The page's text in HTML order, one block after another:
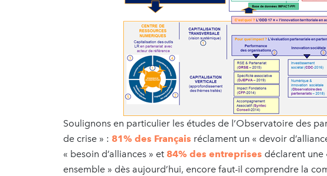
Soulignons en particulier les études de l’Observatoire des
de crise » : 81% des Français réclament un « devoir
« besoin d’alliances » et 84% des entreprises déclarent une
ensemble » dès aujourd’hui, encore faut-il comprendre la